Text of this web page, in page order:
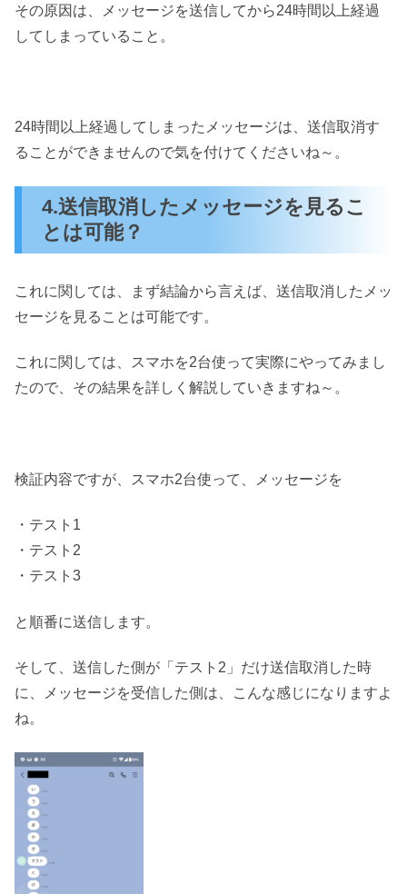
その原因は、メッセージを送信してから24時間以上経過
してしまっていること。
24時間以上経過してしまったメッセージは、送信取消す
ることができませんので気を付けてくださいね～。
4.送信取消したメッセージを見るこ
とは可能？
これに関しては、まず結論から言えば、送信取消したメッ
セージを見ることは可能です。
これに関しては、スマホを2台使って実際にやってみまし
たので、その結果を詳しく解説していきますね～。
検証内容ですが、スマホ2台使って、メッセージを
・テスト1
・テスト2
・テスト3
と順番に送信します。
そして、送信した側が「テスト2」だけ送信取消した時
に、メッセージを受信した側は、こんな感じになりますよ
ね。